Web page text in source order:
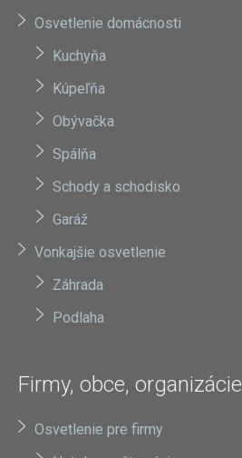
Osvetlenie domácnosti
Kuchyňa
Kúpeľňa
Obývačka
Spálňa
Schody a schodisko
Garáž
Vonkajšie osvetlenie
Záhrada
Podlaha
Firmy, obce, organizácie
Osvetlenie pre firmy